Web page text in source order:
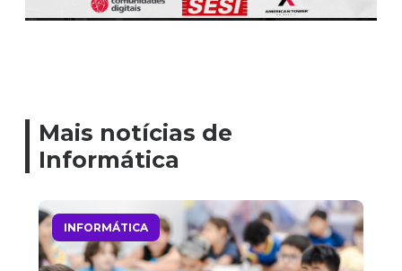
Mais notícias de
Informática
INFORMÁTICA